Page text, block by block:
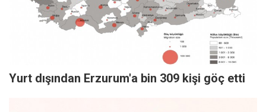
Yurt dışından Erzurum'a bin 309 kişi göç etti